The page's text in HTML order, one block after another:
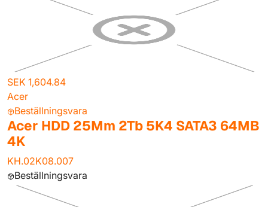
SEK 1,604.84
Acer
Beställningsvara
Acer HDD 25Mm 2Tb 5K4 SATA3 64MB
4K
KH.02K08.007
Beställningsvara